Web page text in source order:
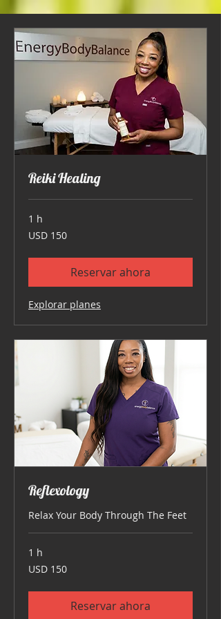
Reiki Healing
1 h
150
dólares
USD 150
Reservar ahora
Explorar planes
Reflexology
Relax Your Body Through The Feet
1 h
150
dólares
USD 150
Reservar ahora